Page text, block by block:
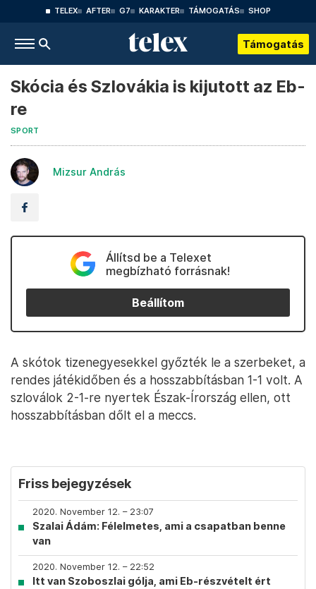
TELEX AFTER G7 KARAKTER TÁMOGATÁS SHOP
Támogatás
Skócia és Szlovákia is kijutott az Eb-
re
SPORT
Mizsur András
Állítsd be a Telexet
megbízható forrásnak!
Beállítom
A skótok tizenegyesekkel győzték le a szerbeket, a
rendes játékidőben és a hosszabbításban 1-1 volt. A
szloválok 2-1-re nyertek Észak-Írország ellen, ott
hosszabbításban dőlt el a meccs.
Friss bejegyzések
2020. November 12. – 23:07
Szalai Ádám: Félelmetes, ami a csapatban benne
van
2020. November 12. – 22:52
Itt van Szoboszlai gólja, ami Eb-részvételt ért